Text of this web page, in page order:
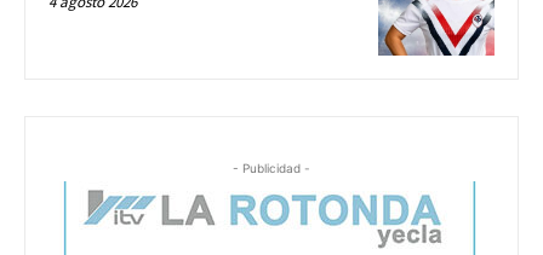
- Publicidad -